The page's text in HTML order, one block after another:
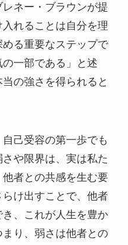
ネー・ブラウンが提
れることは自分を理
る重要なステップで
一部である」と述
の強さを得られると
己受容の第一歩でも
や限界は、実は私た
者との共感を生む要
け出すことで、他者
、これが人生を豊か
り、弱さは他者との